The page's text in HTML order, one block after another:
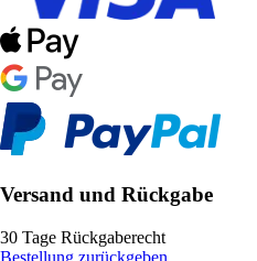
Versand und Rückgabe
30 Tage Rückgaberecht
Bestellung zurückgeben